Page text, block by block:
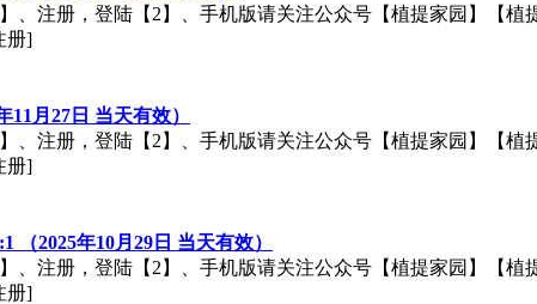
、注册，登陆【2】、手机版请关注公众号【植提家园】【植
册]
月27日 当天有效）
、注册，登陆【2】、手机版请关注公众号【植提家园】【植
册]
（2025年10月29日 当天有效）
、注册，登陆【2】、手机版请关注公众号【植提家园】【植
册]